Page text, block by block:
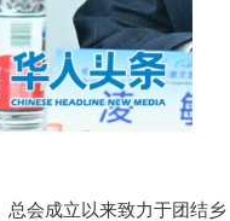
总会成立以来致力于团结乡